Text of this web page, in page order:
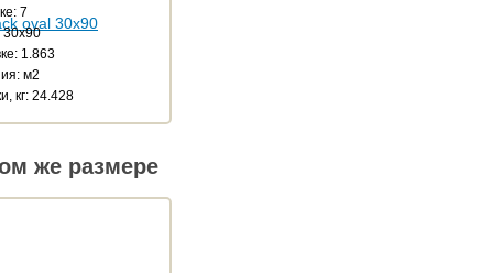
7
30x90
1.863
м2
кг: 24.428
же размере